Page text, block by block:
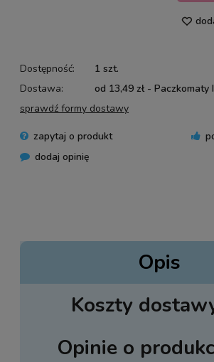
Dostępność:
1 szt.
Dostawa:
od 13,49 zł - Paczkomaty
sprawdź formy dostawy
zapytaj o produkt
dodaj opinię
Opis
Koszty
Cena nie zawiera ewentualnych kosztów
Opinie o